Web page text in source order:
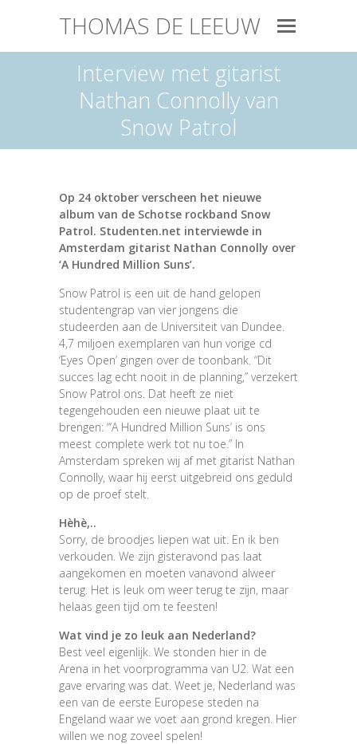
THOMAS DE LEEUW
Interview met gitarist
Nathan Connolly van
Snow Patrol
Op 24 oktober verscheen het nieuwe
album van de Schotse rockband Snow
Patrol. Studenten.net interviewde in
Amsterdam gitarist Nathan Connolly over
‘A Hundred Million Suns’.
Snow Patrol is een uit de hand gelopen
studentengrap van vier jongens die
studeerden aan de Universiteit van Dundee.
4,7 miljoen exemplaren van hun vorige cd
‘Eyes Open’ gingen over de toonbank. “Dit
succes lag echt nooit in de planning,” verzekert
Snow Patrol ons. Dat heeft ze niet
tegengehouden een nieuwe plaat uit te
brengen: “‘A Hundred Million Suns’ is ons
meest complete werk tot nu toe.” In
Amsterdam spreken wij af met gitarist Nathan
Connolly, waar hij eerst uitgebreid ons geduld
op de proef stelt.
Hèhè,..
Sorry, de broodjes liepen wat uit. En ik ben
verkouden. We zijn gisteravond pas laat
aangekomen en moeten vanavond alweer
terug. Het is leuk om weer terug te zijn, maar
helaas geen tijd om te feesten!
Wat vind je zo leuk aan Nederland?
Best veel eigenlijk. We stonden hier in de
Arena in het voorprogramma van U2. Wat een
gave ervaring was dat. Weet je, Nederland was
een van de eerste Europese steden na
Engeland waar we voet aan grond kregen. Hier
willen we nog zoveel spelen!